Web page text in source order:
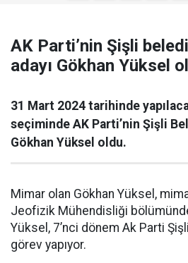
AK Parti’nin Şişli
adayı Gökhan Yüksel
31 Mart 2024 tarihinde
seçiminde AK Parti’nin Şişli
Gökhan Yüksel oldu.
Mimar olan Gökhan Yüksel,
Jeofizik Mühendisliği
Yüksel, 7’nci dönem Ak Parti
görev yapıyor.